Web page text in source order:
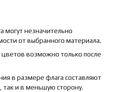
могут незначительно
от выбранного материала.
цветов возможно только после
в размере флага составляют
и в меньшую сторону.